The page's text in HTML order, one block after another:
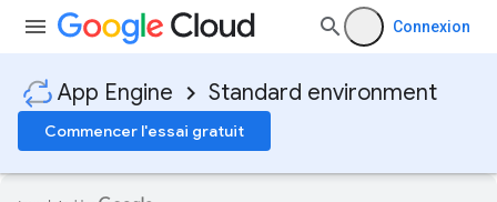
Connexion
App Engine Standard environment
Commencer l'essai gratuit